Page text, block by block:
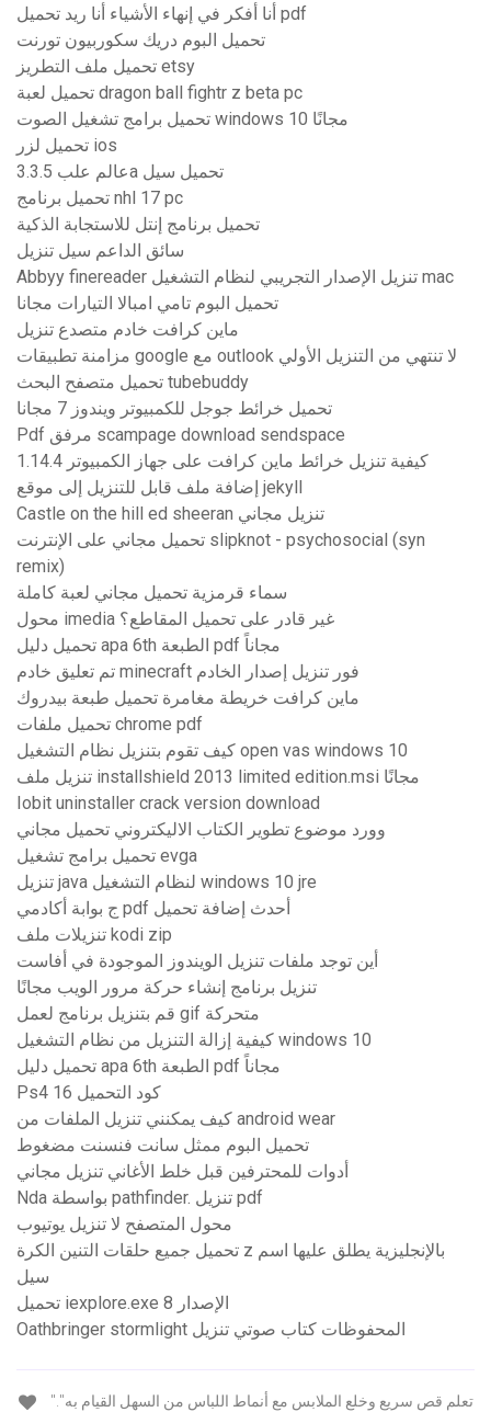
أنا أفكر في إنهاء الأشياء أنا ريد تحميل pdf
تحميل البوم دريك سكوربيون تورنت
تحميل ملف التطريز etsy
تحميل لعبة dragon ball fightr z beta pc
تحميل برامج تشغيل الصوت windows 10 مجانًا
تحميل لزر ios
عالم علب 3.3.5a تحميل سيل
تحميل برنامج nhl 17 pc
تحميل برنامج إنتل للاستجابة الذكية
سائق الداعم سيل تنزيل
Abbyy finereader تنزيل الإصدار التجريبي لنظام التشغيل mac
تحميل البوم تامي امبالا التيارات مجانا
ماين كرافت خادم متصدع تنزيل
مزامنة تطبيقات google مع outlook لا تنتهي من التنزيل الأولي
تحميل متصفح البحث tubebuddy
تحميل خرائط جوجل للكمبيوتر ويندوز 7 مجانا
Pdf مرفق scampage download sendspace
كيفية تنزيل خرائط ماين كرافت على جهاز الكمبيوتر 1.14.4
إضافة ملف قابل للتنزيل إلى موقع jekyll
Castle on the hill ed sheeran تنزيل مجاني
تحميل مجاني على الإنترنت slipknot - psychosocial (syn
remix)
سماء قرمزية تحميل مجاني لعبة كاملة
محول imedia غير قادر على تحميل المقاطع؟
تحميل دليل apa 6th الطبعة pdf مجاناً
تم تعليق خادم minecraft فور تنزيل إصدار الخادم
ماين كرافت خريطة مغامرة تحميل طبعة بيدروك
تحميل ملفات chrome pdf
كيف تقوم بتنزيل نظام التشغيل open vas windows 10
تنزيل ملف installshield 2013 limited edition.msi مجانًا
Iobit uninstaller crack version download
وورد موضوع تطوير الكتاب الاليكتروني تحميل مجاني
تحميل برامج تشغيل evga
تنزيل java لنظام التشغيل windows 10 jre
ج بوابة أكادمي pdf أحدث إضافة تحميل
تنزيلات ملف kodi zip
أين توجد ملفات تنزيل الويندوز الموجودة في أفاست
تنزيل برنامج إنشاء حركة مرور الويب مجانًا
قم بتنزيل برنامج لعمل gif متحركة
كيفية إزالة التنزيل من نظام التشغيل windows 10
تحميل دليل apa 6th الطبعة pdf مجاناً
Ps4 16 كود التحميل
كيف يمكنني تنزيل الملفات من android wear
تحميل البوم ممثل سانت فنسنت مضغوط
أدوات للمحترفين قبل خلط الأغاني تنزيل مجاني
Nda بواسطة pathfinder. تنزيل pdf
محول المتصفح لا تنزيل يوتيوب
تحميل جميع حلقات التنين الكرة z بالإنجليزية يطلق عليها اسم
سيل
تحميل iexplore.exe الإصدار 8
Oathbringer stormlight المحفوظات كتاب صوتي تنزيل
"تعلم قص سريع وخلع الملابس مع أنماط اللباس من السهل القيام به".